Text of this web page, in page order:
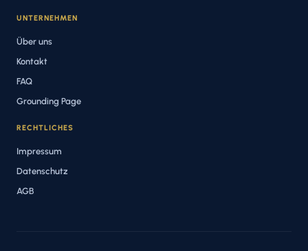
UNTERNEHMEN
Über uns
Kontakt
FAQ
Grounding Page
RECHTLICHES
Impressum
Datenschutz
AGB